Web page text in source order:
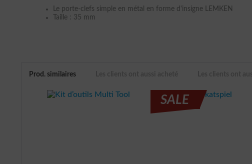
Le porte-clefs simple en métal en forme d'insigne LEMKEN
Taille : 35 mm
Prod. similaires
SALE